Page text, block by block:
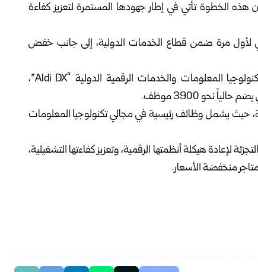
الخطوة تأتي في إطار جهودها المستمرة لتعزيز كفاءة
لأول مرة ضمن قطاع الخدمات الدولية، إلى جانب خفض
وبيّنت أن الجزء الأكبر من التخفيضات سيتركز في قسم تكنولوجيا المعلومات والخدمات الرقمية الدولية “Aldi DX”،
نحو 3900 موظف.
حيث يشمل وظائف رئيسية في مجالي تكنولوجيا المعلومات
لإعادة هيكلة أنظمتها الرقمية، وتعزيز كفاءتها التشغيلية،
منخفضة الأسعار.